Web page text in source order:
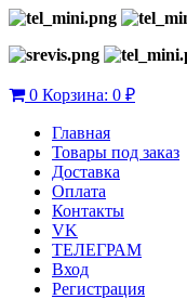
0 Корзина: 0 ₽
Главная
Товары под заказ
Доставка
Оплата
Контакты
VK
ТЕЛЕГРАМ
Вход
Регистрация